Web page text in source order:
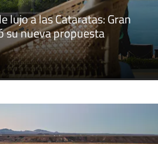
lujo a las Cataratas: Gran
su nueva propuesta